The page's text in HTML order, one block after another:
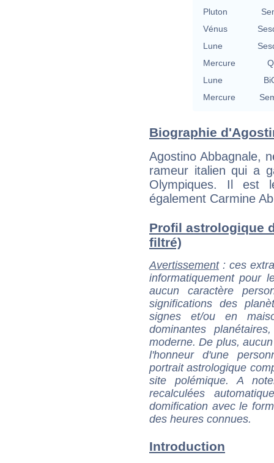
Pluton
Vénus
Lune
Mercure
Lune
Mercure
Biographie
Agostino Abbagnale,
rameur italien qui a
Olympiques. Il est
également Carmine
Profil astrologique
filtré)
Avertissement: ces
informatiquement pour
aucun caractère
significations des
signes et/ou en
dominantes
moderne. De plus,
l'honneur d'une
portrait astrologique
site polémique. A
recalculées
domification avec le
des heures connues.
Introduction